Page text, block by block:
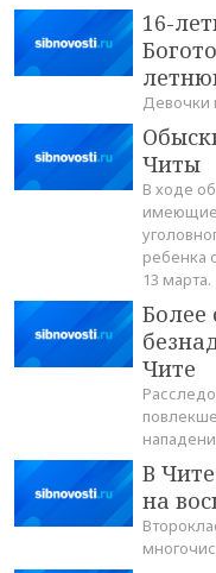
16-
Девочки
Читы
В ходе
имеющие
ребенка
13 марта.
Более
Чите
В
на